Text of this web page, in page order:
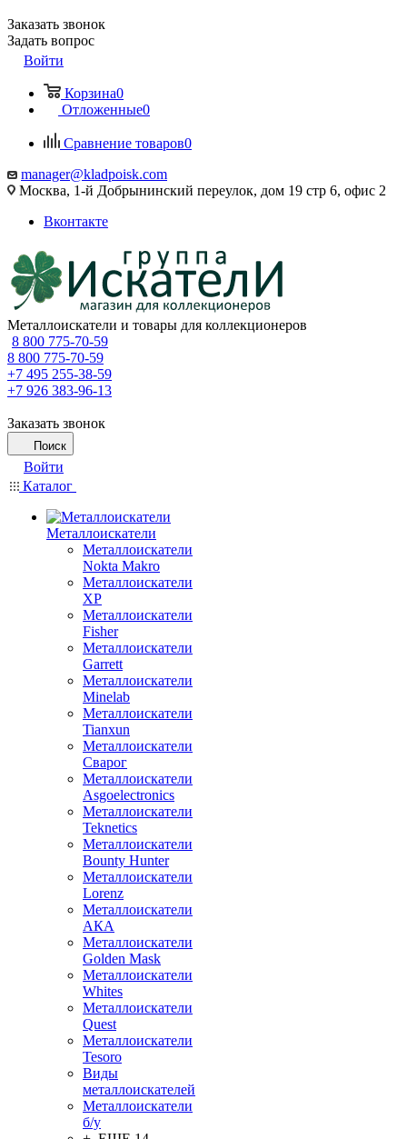
Заказать звонок
Задать вопрос
Войти
Корзина0
Отложенные0
Сравнение товаров0
manager@kladpoisk.com
Москва, 1-й Добрынинский переулок, дом 19 стр 6, офис 2
Вконтакте
Металлоискатели и товары для коллекционеров
8 800 775-70-59
8 800 775-70-59
+7 495 255-38-59
+7 926 383-96-13
Заказать звонок
Поиск
Войти
Каталог
Металлоискатели
Металлоискатели
Nokta Makro
Металлоискатели
XP
Металлоискатели
Fisher
Металлоискатели
Garrett
Металлоискатели
Minelab
Металлоискатели
Tianxun
Металлоискатели
Сварог
Металлоискатели
Asgoelectronics
Металлоискатели
Teknetics
Металлоискатели
Bounty Hunter
Металлоискатели
Lorenz
Металлоискатели
АКА
Металлоискатели
Golden Mask
Металлоискатели
Whites
Металлоискатели
Quest
Металлоискатели
Tesoro
Виды
металлоискателей
Металлоискатели
б/у